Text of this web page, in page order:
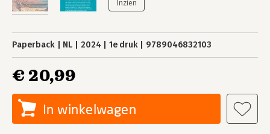
Paperback NL 2024 1e druk 9789046832103
€ 20,99
In winkelwagen